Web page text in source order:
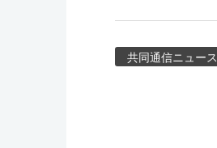
共同通信ニュース